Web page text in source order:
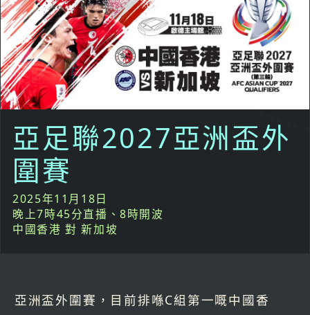
亞足聯2027亞洲盃外
圍賽
2025年11月18日
晚上7時45分直播、8時開波
中國香港 對 新加坡
亞洲盃外圍賽，目前排喺C組第一嘅中國香